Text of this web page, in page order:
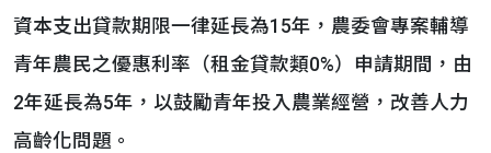
資本支出貸款期限一律延長為15年，農委會專案輔導
青年農民之優惠利率（租金貸款類0%）申請期間，由
2年延長為5年，以鼓勵青年投入農業經營，改善人力
高齡化問題。